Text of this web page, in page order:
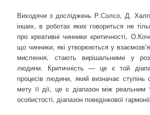
Виходячи з досліджень Р.Солсо, Д.
інших, в роботах яких говориться не
про креативні чинники критичності,
що чинники, які утворюються у
мислення, стають вирішальними у
людини. Критичність — це є той
процесів людини, який визначає
мету її дії, це є діапазон між реальним
особистості, діапазон поведінкової